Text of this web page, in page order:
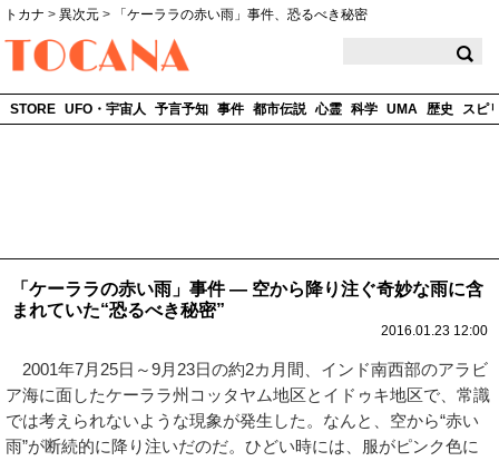
トカナ > 異次元 >
「ケーララの赤い雨」事件、恐るべき秘密
STORE UFO・宇宙人 予言予知 事件 都市伝説 心霊 科学 UMA 歴史 スピ
「ケーララの赤い雨」事件 ― 空から降り注ぐ奇妙な雨に含
まれていた“恐るべき秘密”
2016.01.23 12:00
2001年7月25日～9月23日の約2カ月間、インド南西部のアラビ
ア海に面したケーララ州コッタヤム地区とイドゥキ地区で、常識
では考えられないような現象が発生した。なんと、空から“赤い
雨”が断続的に降り注いだのだ。ひどい時には、服がピンク色に